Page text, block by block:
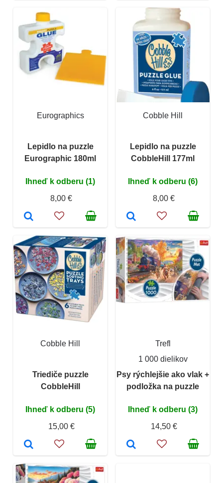
Eurographics
Lepidlo na puzzle
Eurographic 180ml
Ihneď k odberu (1)
8,00 €
Cobble Hill
Lepidlo na puzzle
CobbleHill 177ml
Ihneď k odberu (6)
8,00 €
Cobble Hill
Triediče puzzle
CobbleHill
Ihneď k odberu (5)
15,00 €
Trefl
1 000 dielikov
Psy rýchlejšie ako vlak +
podložka na puzzle
Ihneď k odberu (3)
14,50 €